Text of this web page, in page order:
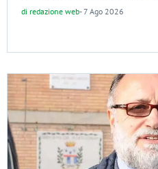
di redazione web-7 Ago 2026